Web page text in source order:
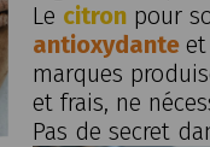
Le citron pour
antioxydante et
marques
et frais, ne
Pas de secret